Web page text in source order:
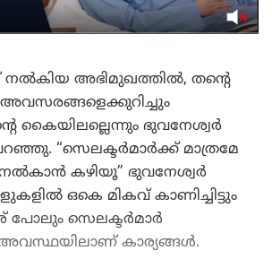
നൽകിയ അഭിമുഖത്തിൽ, തന്റെ
കൈയിലല്ലെന്നും ഭുവനേശ്വർ
“സെലക്ടർമാർക്ക് മാത്രമേ
കഴിയൂ” ഭുവനേശ്വർ
ഒകെ മികവ് കാണിച്ചിട്ടും
പോലും സെലക്ടർമാർ
കാര്യങ്ങൾ.